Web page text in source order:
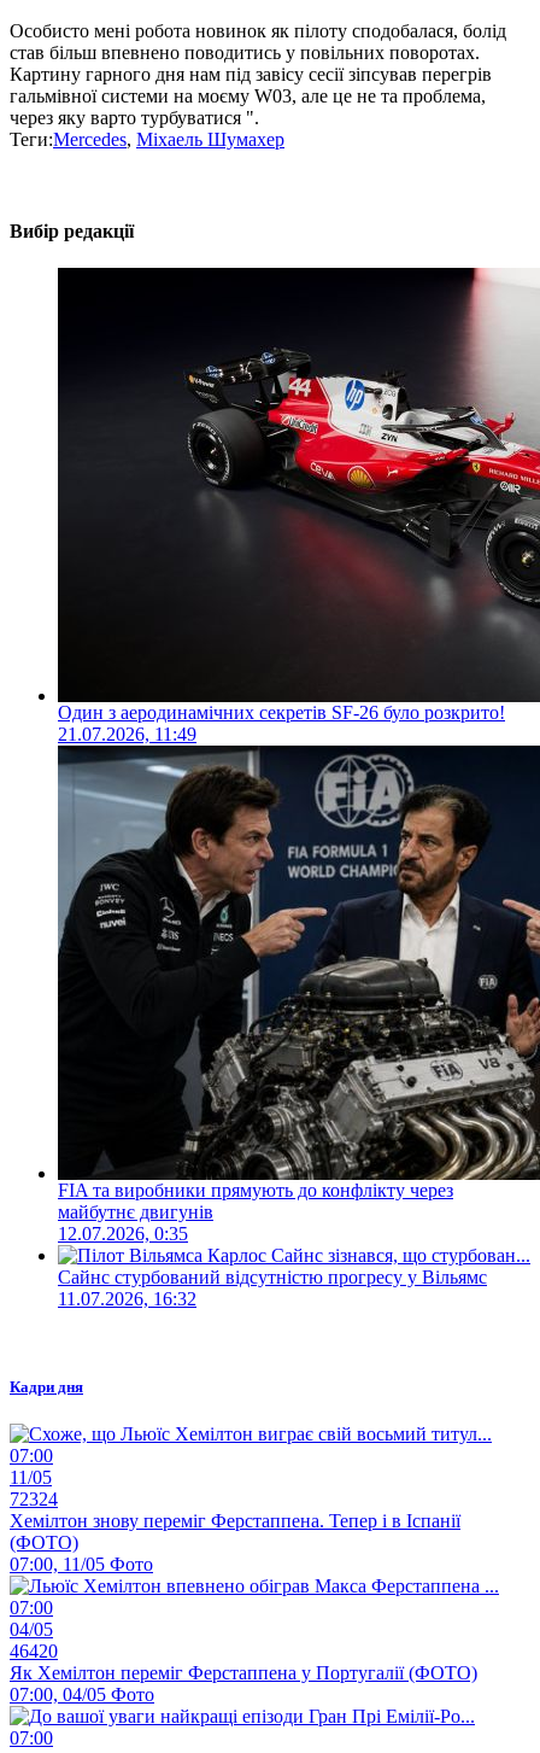
Особисто мені робота новинок як пілоту сподобалася, болід
став більш впевнено поводитись у повільних поворотах.
Картину гарного дня нам під завісу сесії зіпсував перегрів
гальмівної системи на моєму W03, але це не та проблема,
через яку варто турбуватися ".
Теги:Mercedes, Міхаель Шумахер
Вибір редакції
Один з аеродинамічних секретів SF-26 було розкрито!
21.07.2026, 11:49
FIA та виробники прямують до конфлікту через
майбутнє двигунів
12.07.2026, 0:35
Сайнс стурбований відсутністю прогресу у Вільямс
11.07.2026, 16:32
Кадри дня
07:00
11/05
72324
Хемілтон знову переміг Ферстаппена. Тепер і в Іспанії
(ФОТО)
07:00, 11/05 Фото
07:00
04/05
46420
Як Хемілтон переміг Ферстаппена у Португалії (ФОТО)
07:00, 04/05 Фото
07:00